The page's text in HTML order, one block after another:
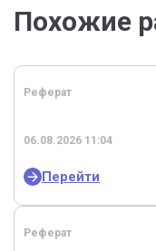
Похожие
Реферат
06.08.2026 11:04
Перейти
Реферат